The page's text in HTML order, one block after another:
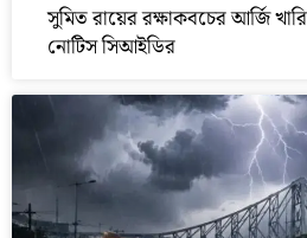
সুমিত রায়ের রক্ষাকবচের আর্জি
নোটিস সিআইডির